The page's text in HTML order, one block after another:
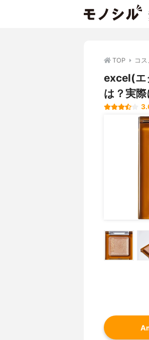
TOP コス
excel(エ
は？実